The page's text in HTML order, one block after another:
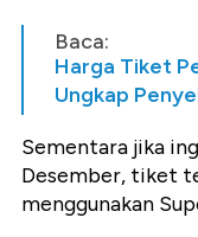
Baca:
Harga Tiket
Ungkap
Sementara jika
Desember, tiket
menggunakan